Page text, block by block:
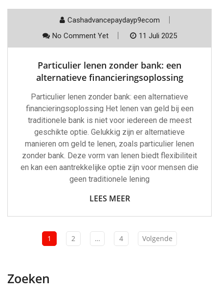
Cashadvancepaydayp9ecom
No Comment Yet
11 Juli 2025
Particulier lenen zonder bank: een
alternatieve financieringsoplossing
Particulier lenen zonder bank: een alternatieve
financieringsoplossing Het lenen van geld bij een
traditionele bank is niet voor iedereen de meest
geschikte optie. Gelukkig zijn er alternatieve
manieren om geld te lenen, zoals particulier lenen
zonder bank. Deze vorm van lenen biedt flexibiliteit
en kan een aantrekkelijke optie zijn voor mensen die
geen traditionele lening
LEES MEER
1 2 … 4 Volgende
Zoeken